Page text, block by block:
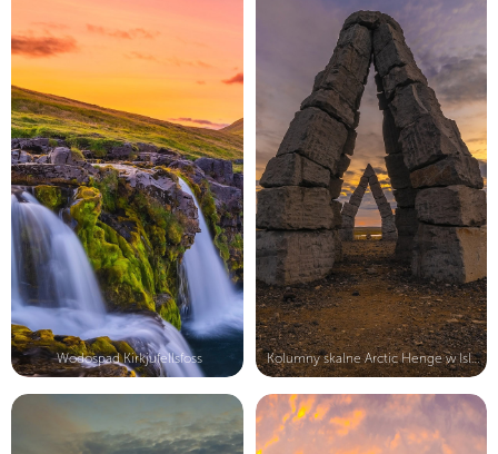
Wodospad Kirkjufellsfoss Kolumny skalne Arctic Henge w Islan...